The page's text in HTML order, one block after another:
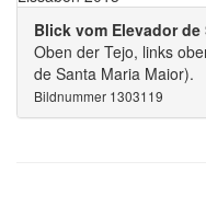
Blick vom Elevador
Oben der Tejo, links
de Santa Maria Maior).
Bildnummer 1303119